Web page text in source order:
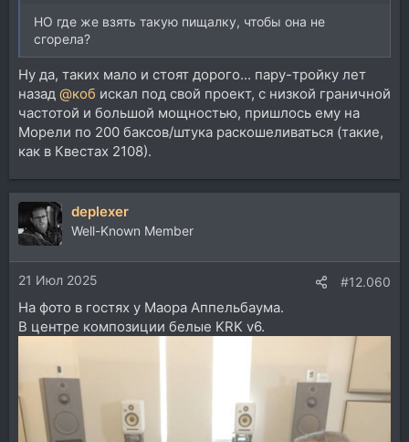
НО где же взять такую пищалку, чтобы она не
сгорела?
Ну да, таких мало и стоят дорого... пару-тройку лет
назад @коб искал под свой проект, с низкой граничной
частотой и большой мощностью, пришлось ему на
Морели по 200 баксов/штука раскошеливаться (такие,
как в Квестах 2108).
deplexer
Well-Known Member
21 Июл 2025 #12.060
На фото в гостях у Маора Аппельбаума.
В центре композиции белые KRK v6.